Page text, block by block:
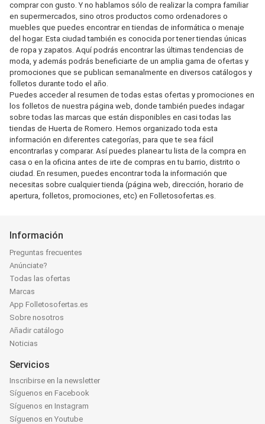
comprar con gusto. Y no hablamos sólo de realizar la compra familiar
en supermercados, sino otros productos como ordenadores o
muebles que puedes encontrar en tiendas de informática o menaje
del hogar. Esta ciudad también es conocida por tener tiendas únicas
de ropa y zapatos. Aquí podrás encontrar las últimas tendencias de
moda, y además podrás beneficiarte de un amplia gama de ofertas y
promociones que se publican semanalmente en diversos catálogos y
folletos durante todo el año.
Puedes acceder al resumen de todas estas ofertas y promociones en
los folletos de nuestra página web, donde también puedes indagar
sobre todas las marcas que están disponibles en casi todas las
tiendas de Huerta de Romero. Hemos organizado toda esta
información en diferentes categorías, para que te sea fácil
encontrarlas y comparar. Así puedes planear tu lista de la compra en
casa o en la oficina antes de irte de compras en tu barrio, distrito o
ciudad. En resumen, puedes encontrar toda la información que
necesitas sobre cualquier tienda (página web, dirección, horario de
apertura, folletos, promociones, etc) en Folletosofertas.es.
Información
Preguntas frecuentes
Anúnciate?
Todas las ofertas
Marcas
App Folletosofertas.es
Sobre nosotros
Añadir catálogo
Noticias
Servicios
Inscribirse en la newsletter
Síguenos en Facebook
Síguenos en Instagram
Síguenos en Youtube